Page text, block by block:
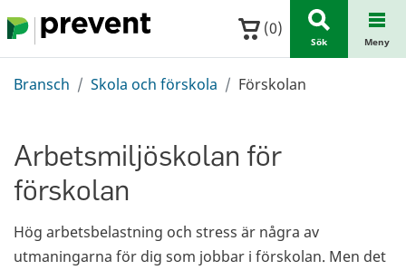
Hoppa till huvudinnehållet (0)
Sök Meny
Bransch Skola och förskola Förskolan
Arbetsmiljöskolan för
förskolan
Hög arbetsbelastning och stress är några av
utmaningarna för dig som jobbar i förskolan. Men det